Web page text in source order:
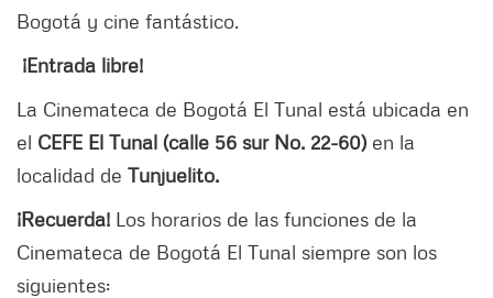
Bogotá y cine fantástico.
¡Entrada libre!
La Cinemateca de Bogotá El Tunal está ubicada en
el CEFE El Tunal (calle 56 sur No. 22-60) en la
localidad de Tunjuelito.
¡Recuerda! Los horarios de las funciones de la
Cinemateca de Bogotá El Tunal siempre son los
siguientes: